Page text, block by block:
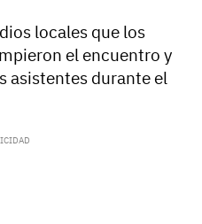
locales que los
el encuentro y
asistentes durante el